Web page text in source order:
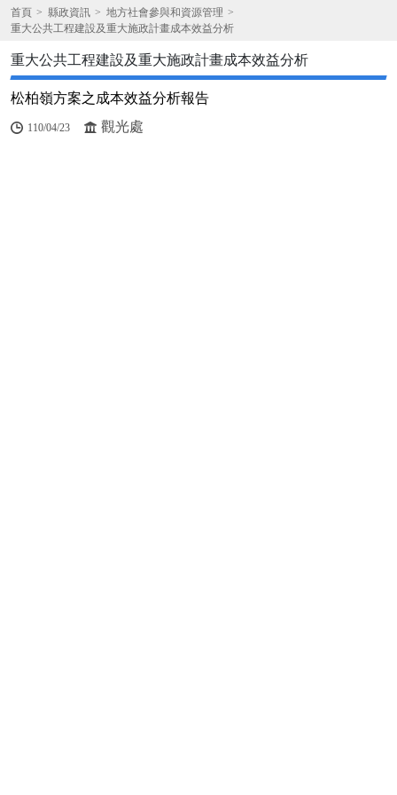
首頁 縣政資訊
地方社會參與和資源管理
重大公共工程建設及重大施政計畫成本效益分析
重大公共工程建設及重大施政計畫成本效益分析
松柏嶺方案之成本效益分析報告
110/04/23 觀光處